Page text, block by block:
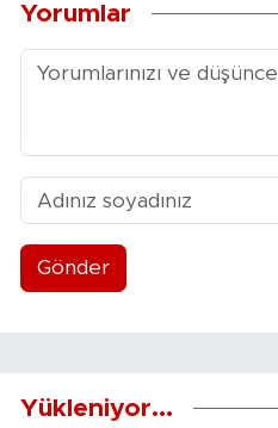
Yorumlar
Gönder
Yükleniyor...